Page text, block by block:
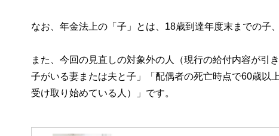
なお、年金法上の「子」とは、18歳到達年度末までの子
また、今回の見直しの対象外の人（現行の給付内容が引
子がいる妻または夫と子」「配偶者の死亡時点で60歳以
受け取り始めている人）」です。